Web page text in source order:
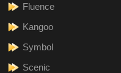
Fluence
Kangoo
Symbol
Scenic